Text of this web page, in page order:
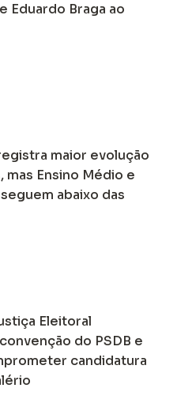
Eduardo Braga ao
maior evolução
mas Ensino Médio e
abaixo das
Eleitoral
do PSDB e
candidatura